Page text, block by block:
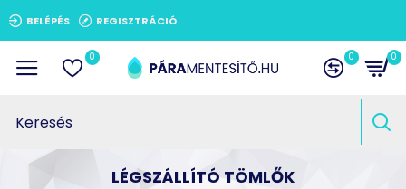
BELÉPÉS REGISZTRÁCIÓ
0 0 0
LÉGSZÁLLÍTÓ TÖMLŐK